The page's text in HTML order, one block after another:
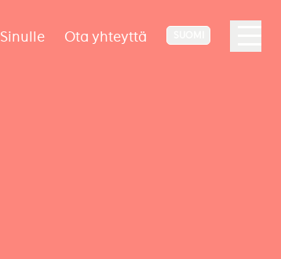
Sinulle Ota yhteyttä